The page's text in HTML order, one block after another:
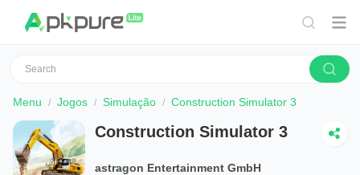
Menu Jogos Simulação Construction Simulator 3
Construction Simulator 3
astragon Entertainment GmbH